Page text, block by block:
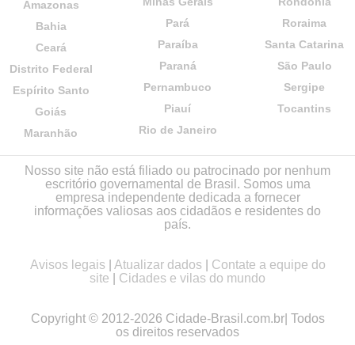
Amazonas
Bahia
Ceará
Distrito Federal
Espírito Santo
Goiás
Maranhão
Pará
Paraíba
Paraná
Pernambuco
Piauí
Rio de Janeiro
Roraima
Santa Catarina
São Paulo
Sergipe
Tocantins
Nosso site não está filiado ou patrocinado por nenhum
escritório governamental de Brasil. Somos uma
empresa independente dedicada a fornecer
informações valiosas aos cidadãos e residentes do
país.
Avisos legais Atualizar dados
Contate a equipe do
site
Cidades e vilas do mundo
Copyright © 2012-2026 Cidade-Brasil.com.br| Todos
os direitos reservados